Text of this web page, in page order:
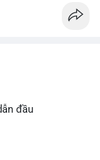
đầu